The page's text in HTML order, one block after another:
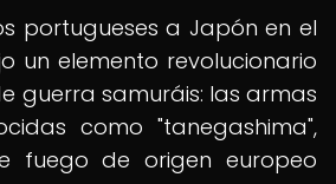
portugueses a Japón en el
un elemento revolucionario
guerra samuráis: las armas
como "tanegashima",
fuego de origen europeo